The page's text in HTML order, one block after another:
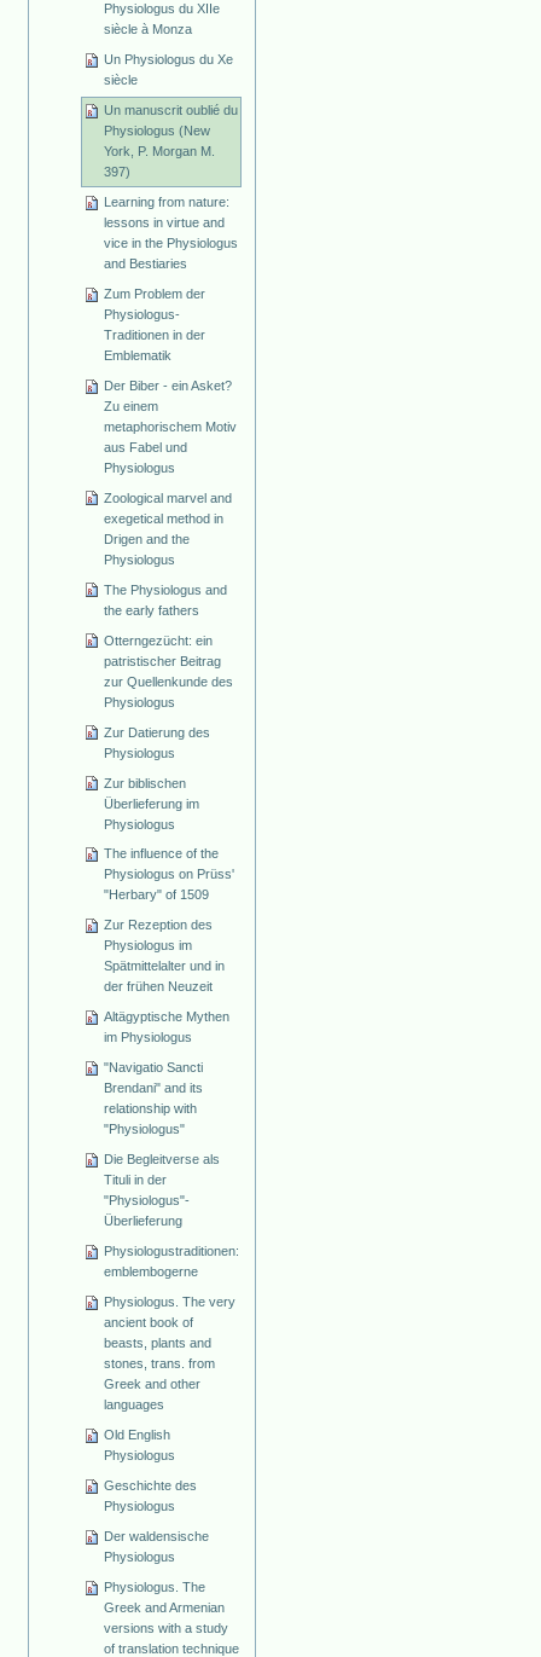
Physiologus du XIIe
siècle à Monza
Un Physiologus du Xe
siècle
Un manuscrit oublié du
Physiologus (New
York, P. Morgan M.
397)
Learning from nature:
lessons in virtue and
vice in the Physiologus
and Bestiaries
Zum Problem der
Physiologus-
Traditionen in der
Emblematik
Der Biber - ein Asket?
Zu einem
metaphorischem Motiv
aus Fabel und
Physiologus
Zoological marvel and
exegetical method in
Drigen and the
Physiologus
The Physiologus and
the early fathers
Otterngezücht: ein
patristischer Beitrag
zur Quellenkunde des
Physiologus
Zur Datierung des
Physiologus
Zur biblischen
Überlieferung im
Physiologus
The influence of the
Physiologus on Prüss'
"Herbary" of 1509
Zur Rezeption des
Physiologus im
Spätmittelalter und in
der frühen Neuzeit
Altägyptische Mythen
im Physiologus
"Navigatio Sancti
Brendani" and its
relationship with
"Physiologus"
Die Begleitverse als
Tituli in der
"Physiologus"-
Überlieferung
Physiologustraditionen:
emblembogerne
Physiologus. The very
ancient book of
beasts, plants and
stones, trans. from
Greek and other
languages
Old English
Physiologus
Geschichte des
Physiologus
Der waldensische
Physiologus
Physiologus. The
Greek and Armenian
versions with a study
of translation technique